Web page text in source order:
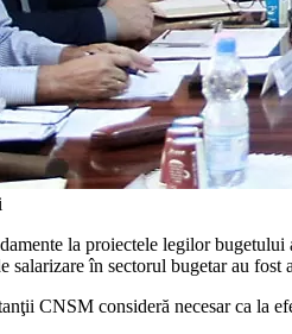
la pro­iectele legilor
salarizare în sectorul bugetar au
CNSM consideră necesar ca la